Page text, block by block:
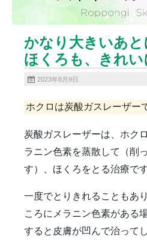
ヒアルロン酸分解除去
ヒ
ブログ
プチ整形 ボトック
マイクロボトック
メディカルダイエット
保険診療・一般診療
毛穴用プラグピーリング
炭酸ガスレーザー
美肌・アンチエイジング
脂肪溶解注射（BNLS）
かなり大きいあ
ほくろも、きれ
2023年8月9日
ホクロは炭酸ガスレーザー
炭酸ガスレーザーは、ホク
ラニン色素を蒸散して（削
す）、ほくろをとる治療です
一度でとりきれることもあ
ころにメラニン色素がある
すると皮膚が凹んで治って